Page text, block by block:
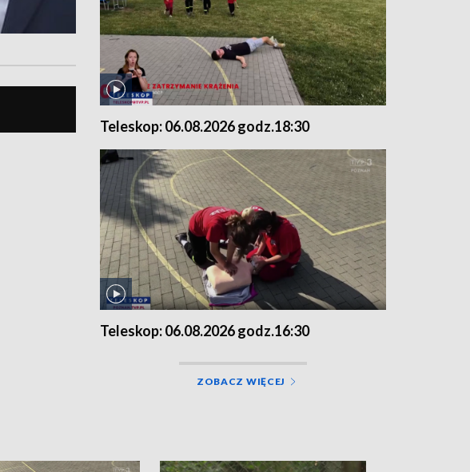
Teleskop: 06.08.2026 godz.18:30
Teleskop: 06.08.2026 godz.16:30
ZOBACZ WIĘCEJ